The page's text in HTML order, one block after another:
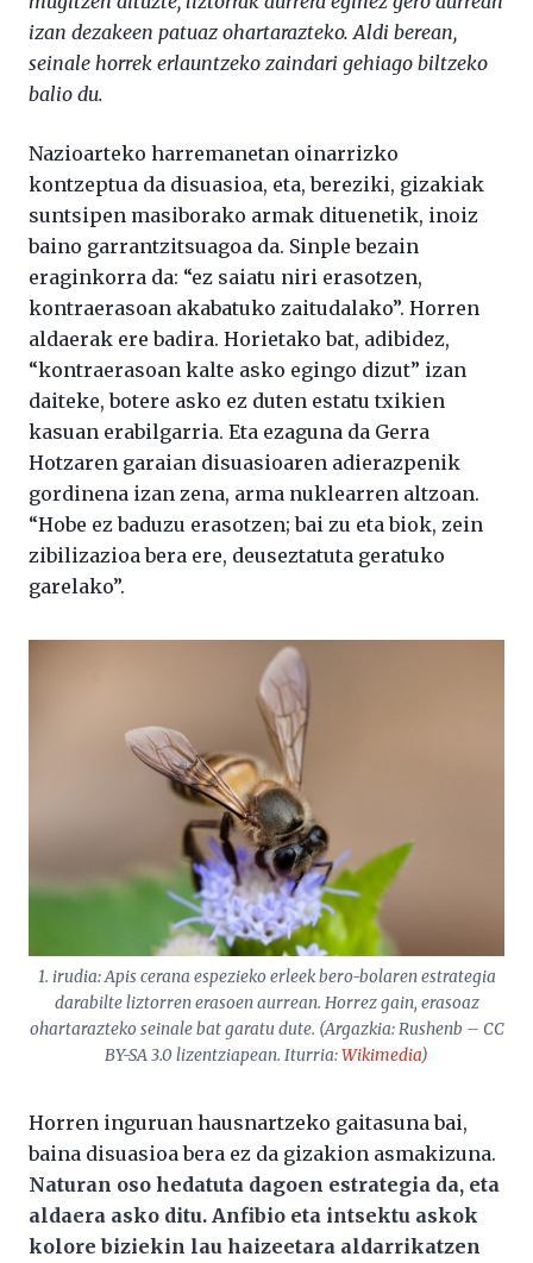
izan dezakeen patuaz ohartarazteko. Aldi berean,
seinale horrek erlauntzeko zaindari gehiago biltzeko
balio du.
Nazioarteko harremanetan oinarrizko
kontzeptua da disuasioa, eta, bereziki, gizakiak
suntsipen masiborako armak dituenetik, inoiz
baino garrantzitsuagoa da. Sinple bezain
eraginkorra da: “ez saiatu niri erasotzen,
kontraerasoan akabatuko zaitudalako”. Horren
aldaerak ere badira. Horietako bat, adibidez,
“kontraerasoan kalte asko egingo dizut” izan
daiteke, botere asko ez duten estatu txikien
kasuan erabilgarria. Eta ezaguna da Gerra
Hotzaren garaian disuasioaren adierazpenik
gordinena izan zena, arma nuklearren altzoan.
“Hobe ez baduzu erasotzen; bai zu eta biok, zein
zibilizazioa bera ere, deuseztatuta geratuko
garelako”.
1. irudia:Apis cerana espezieko erleek bero-bolaren estrategia
darabilte liztorren erasoen aurrean. Horrez gain, erasoaz
ohartarazteko seinale bat garatu dute. (Argazkia: Rushenb – CC
BY-SA 3.0 lizentziapean. Iturria:Wikimedia)
Horren inguruan hausnartzeko gaitasuna bai,
baina disuasioa bera ez da gizakion asmakizuna.
Naturan oso hedatuta dagoen estrategia da, eta
aldaera asko ditu. Anfibio eta intsektu askok
kolore biziekin lau haizeetara aldarrikatzen